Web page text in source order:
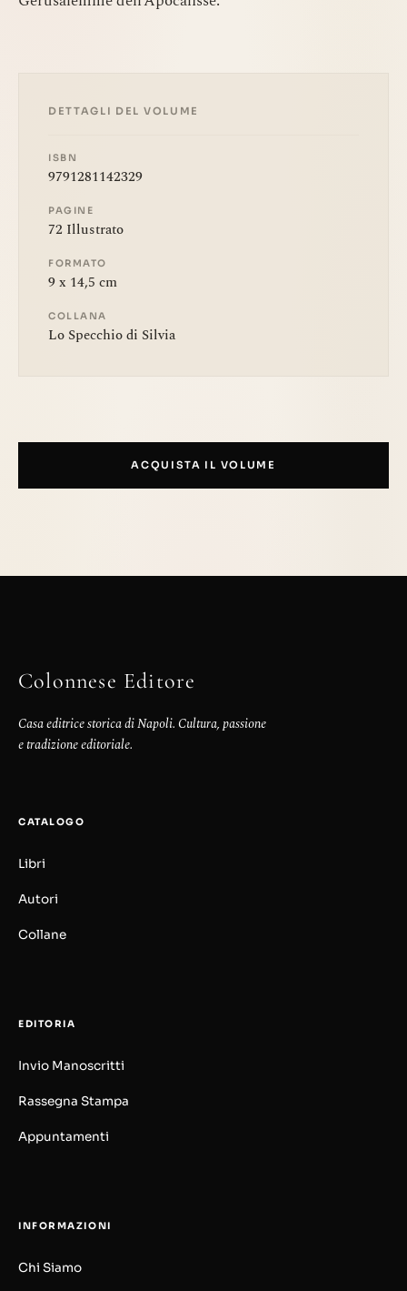
DETTAGLI DEL VOLUME
ISBN
9791281142329
PAGINE
72 Illustrato
FORMATO
9 x 14,5 cm
COLLANA
Lo Specchio di Silvia
ACQUISTA IL VOLUME
Colonnese Editore
Casa editrice storica di Napoli. Cultura, passione
e tradizione editoriale.
CATALOGO
Libri
Autori
Collane
EDITORIA
Invio Manoscritti
Rassegna Stampa
Appuntamenti
INFORMAZIONI
Chi Siamo